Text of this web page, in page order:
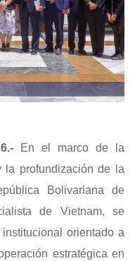
En el marco de la
la profundización de la
Bolivariana de
de Vietnam, se
orientado a
estratégica en